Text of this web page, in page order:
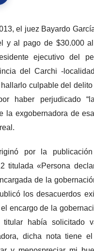
el juez Bayardo
y al pago de $30.000
ejecutivo del
del Carchi -
culpable del
haber perjudicado
la exgobernadora de
por la
titulada «Persona
de la
los desacuerdos
encargo de la
había solicitado
dicha nota tiene